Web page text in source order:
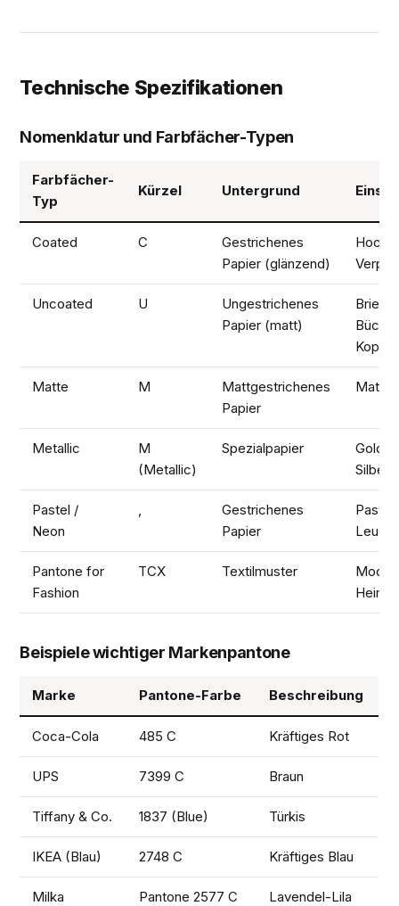
Technische Spezifikationen
Nomenklatur und Farbfächer-Typen
Farbfächer-
Typ
Kürzel Untergrund
Coated C
Gestrichenes
Papier (glänzend)
Uncoated U
Ungestrichenes
Papier (matt)
Matte M
Mattgestrichenes
Papier
Matte
Metallic
M
(Metallic)
Spezialpapier
Gold-,
Pastel /
Neon
,
Gestrichenes
Papier
Pantone for
Fashion
TCX Textilmuster
Mode,
Beispiele wichtiger Markenpantone
Marke Pantone-Farbe Beschreibung
Coca-Cola 485 C Kräftiges Rot
UPS 7399 C Braun
Tiffany & Co. 1837 (Blue) Türkis
IKEA (Blau) 2748 C Kräftiges Blau
Milka Pantone 2577 C Lavendel-Lila